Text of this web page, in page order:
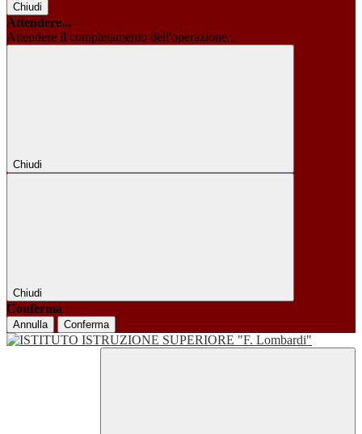
Chiudi
Attendere...
Attendere il completamento dell'operazione...
Chiudi
Chiudi
Conferma
Annulla Conferma